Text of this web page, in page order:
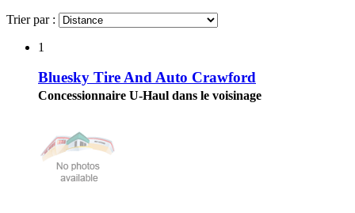
Trier par :
1
Bluesky Tire And Auto Crawford
Concessionnaire U-Haul dans le voisinage